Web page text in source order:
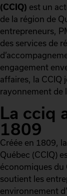
(CCIQ) est un
de la région de
entrepreneurs,
des services de
engagement
affaires, la CCIQ
rayonnement de
La cciq
1809
Créée en 1809,
Québec (CCIQ)
économiques du
soutient les
environnement